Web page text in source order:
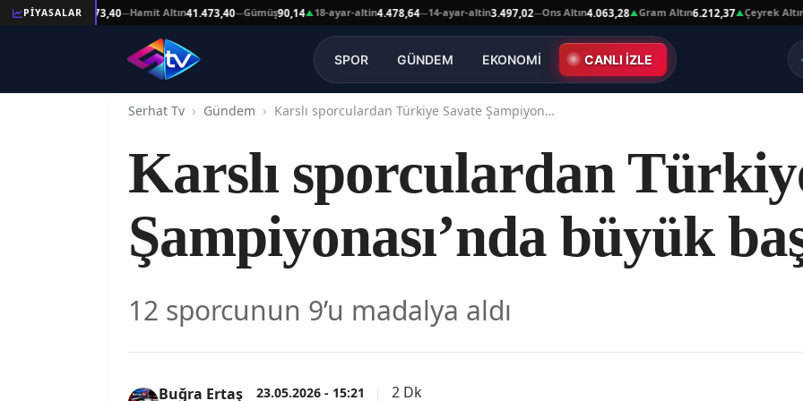
PİYASALAR
Altın41.473,40 Hamit Altın41.473,40—Gümüş90,14▲18-ayar-altin4.478,64—14-ayar-altin3.497,02—Ons Altın4.063,28▲Gram Altın6.212,37▲Çeyrek Altın
SPOR GÜNDEM EKONOMİ CANLI İZLE
Serhat Tv Gündem Karslı sporculardan Türkiye Savate Şampiyonası’nda büyük başarı
Karslı sporculardan
Şampiyonası’nda büyük
12 sporcunun 9’u madalya aldı
Buğra Ertaş 23.05.2026 - 15:21 2 Dk